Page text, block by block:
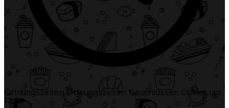
Öffnungszeiten Öffnungszeiten Geschlossen Öffnet um
17:30